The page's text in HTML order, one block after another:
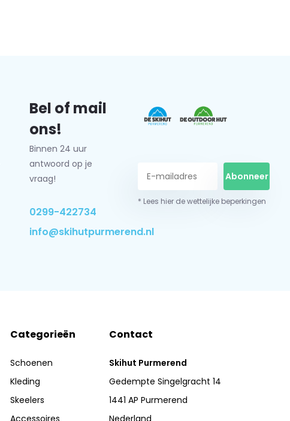
Bel of mail
ons!
Binnen 24 uur
antwoord op je
vraag!
0299-422734
info@skihutpurmerend.nl
Abonneer
* Lees hier de wettelijke beperkingen
Categorieën
Schoenen
Kleding
Skeelers
Accessoires
Contact
Skihut Purmerend
Gedempte Singelgracht 14
1441 AP Purmerend
Nederland